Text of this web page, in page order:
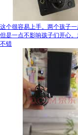
这个很容易上手。两个孩子
但是一点不影响孩子们开心
不错